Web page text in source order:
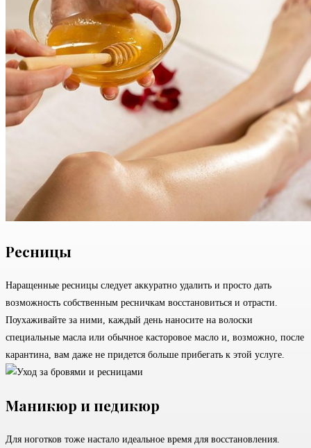
Ресницы
Наращенные ресницы следует аккуратно удалить и просто дать
возможность собственным ресничкам восстановиться и отрасти.
Поухаживайте за ними, каждый день наносите на волоски
специальные масла или обычное касторовое масло и, возможно, после
карантина, вам даже не придется больше прибегать к этой услуге.
Маникюр и педикюр
Для ноготков тоже настало идеальное время для восстановления.